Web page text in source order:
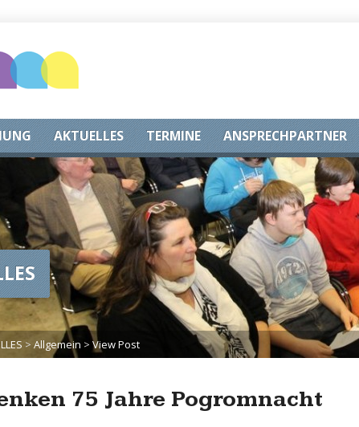
AKTUELLES TERMINE ANSPRECHPARTNER
> Allgemein > View Post
75 Jahre Pogromnacht